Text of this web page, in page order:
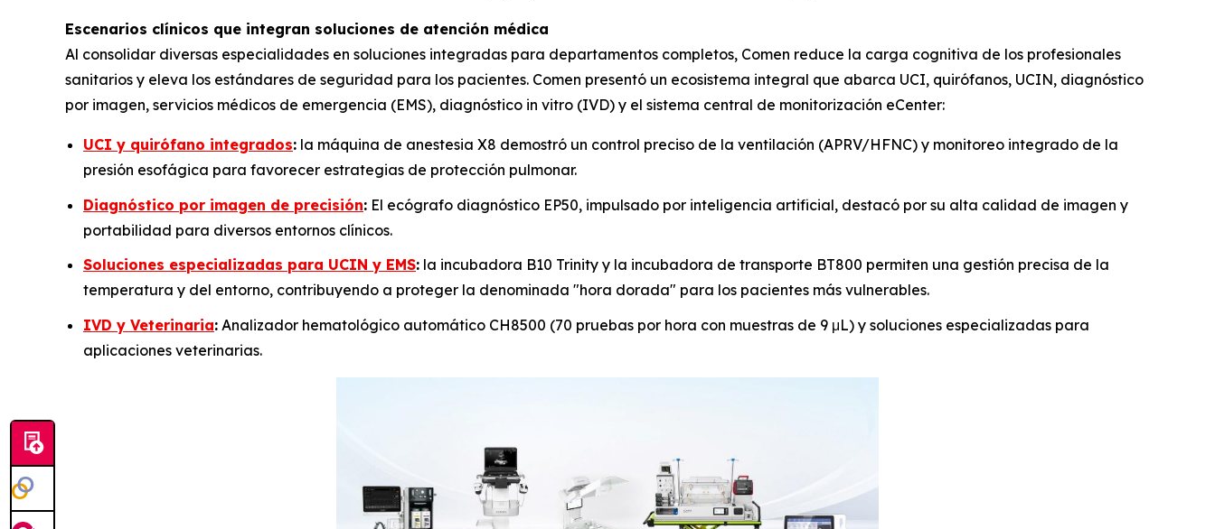
Escenarios clínicos que integran soluciones de atención médica
Al consolidar diversas especialidades en soluciones integradas para departamentos completos, Comen reduce la carga cognitiva de los profesionales
sanitarios y eleva los estándares de seguridad para los pacientes. Comen presentó un ecosistema integral que abarca UCI, quirófanos, UCIN, diagnóstico
por imagen, servicios médicos de emergencia (EMS), diagnóstico in vitro (IVD) y el sistema central de monitorización eCenter:
UCI y quirófano integrados: la máquina de anestesia X8 demostró un control preciso de la ventilación (APRV/HFNC) y monitoreo integrado de la
presión esofágica para favorecer estrategias de protección pulmonar.
Diagnóstico por imagen de precisión: El ecógrafo diagnóstico EP50, impulsado por inteligencia artificial, destacó por su alta calidad de imagen y
portabilidad para diversos entornos clínicos.
Soluciones especializadas para UCIN y EMS: la incubadora B10 Trinity y la incubadora de transporte BT800 permiten una gestión precisa de la
temperatura y del entorno, contribuyendo a proteger la denominada "hora dorada" para los pacientes más vulnerables.
IVD y Veterinaria: Analizador hematológico automático CH8500 (70 pruebas por hora con muestras de 9 μL) y soluciones especializadas para
aplicaciones veterinarias.